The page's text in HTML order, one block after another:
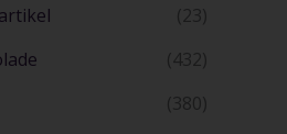
(23)
(432)
(380)